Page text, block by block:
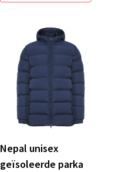
Nepal unisex
geïsoleerde parka